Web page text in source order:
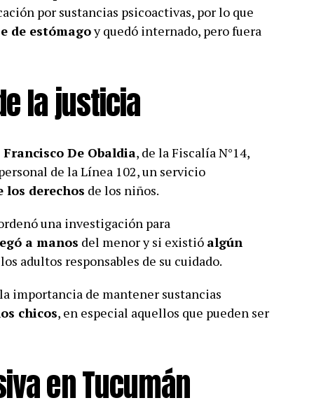
por sustancias psicoactivas, por lo que
de estómagoy quedó internado, pero fuera
la justicia
Francisco De Obaldia, de la Fiscalía N°14,
de la Línea 102, un servicio
los derechos de los niños.
una investigación para
a manos del menor y si existió algún
adultos responsables de su cuidado.
importancia de mantener sustancias
chicos, en especial aquellos que pueden ser
en Tucumán